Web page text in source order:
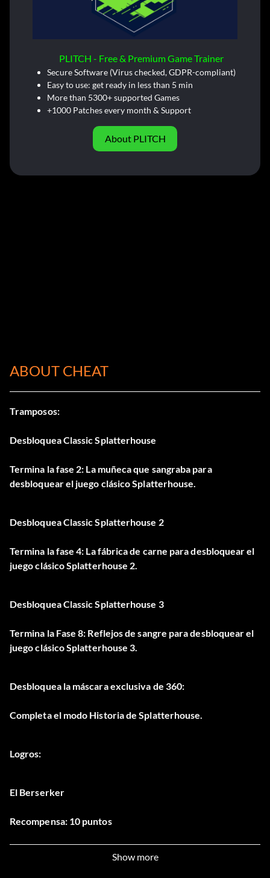
PLITCH - Free & Premium Game Trainer
Secure Software (Virus checked, GDPR-compliant)
Easy to use: get ready in less than 5 min
More than 5300+ supported Games
+1000 Patches every month & Support
About PLITCH
ABOUT CHEAT
Tramposos:
Desbloquea Classic Splatterhouse
Termina la fase 2: La muñeca que sangraba para
desbloquear el juego clásico Splatterhouse.
Desbloquea Classic Splatterhouse 2
Termina la fase 4: La fábrica de carne para desbloquear el
juego clásico Splatterhouse 2.
Desbloquea Classic Splatterhouse 3
Termina la Fase 8: Reflejos de sangre para desbloquear el
juego clásico Splatterhouse 3.
Desbloquea la máscara exclusiva de 360:
Completa el modo Historia de Splatterhouse.
Logros:
El Berserker
Recompensa: 10 puntos
Show more